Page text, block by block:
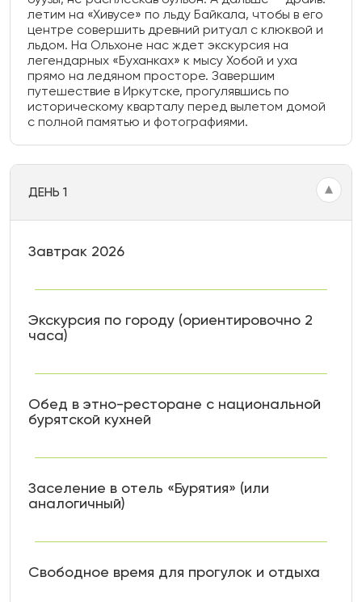
летим на «Хивусе» по льду Байкала, чтобы в его
центре совершить древний ритуал с клюквой и
льдом. На Ольхоне нас ждет экскурсия на
легендарных «Буханках» к мысу Хобой и уха
прямо на ледяном просторе. Завершим
путешествие в Иркутске, прогулявшись по
историческому кварталу перед вылетом домой
с полной памятью и фотографиями.
ДЕНЬ 1
Завтрак 2026
Экскурсия по городу (ориентировочно 2
часа)
Обед в этно-ресторане с национальной
бурятской кухней
Заселение в отель «Бурятия» (или
аналогичный)
Свободное время для прогулок и отдыха